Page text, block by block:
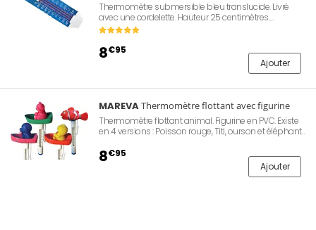
Thermomètre submersible bleu translucide. Livré
avec une cordelette. Hauteur 25 centimètres.
Température de l'eau affichée en degrés Celsius et
8€95
Ajouter
MAREVAThermomètre flottant avec figurine
Thermomètre flottant animal. Figurine en PVC. Existe
en 4 versions : Poisson rouge, Titi, ourson et éléphant.
immergée pour une plus grande précision.
Température de l'eau affichée en degrés Celsius
8€95
Ajouter